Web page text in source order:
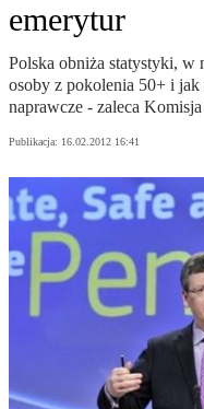
emerytur
Polska obniża statystyki, w
osoby z pokolenia 50+ i
naprawcze - zaleca
Publikacja: 16.02.2012 16:41